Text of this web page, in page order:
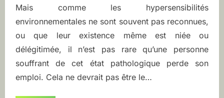
Mais comme les hypersensibilités
environnementales ne sont souvent pas reconnues,
ou que leur existence même est niée ou
délégitimée, il n’est pas rare qu’une personne
souffrant de cet état pathologique perde son
emploi. Cela ne devrait pas être le…